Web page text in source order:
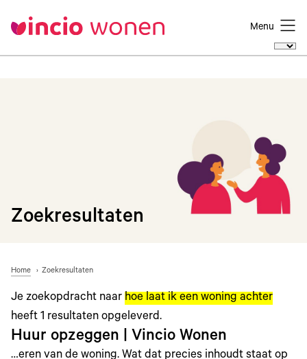
Menu
Zoekresultaten
Home Zoekresultaten
Je zoekopdracht naar hoe laat ik een woning achter
heeft 1 resultaten opgeleverd.
Huur opzeggen | Vincio Wonen
…eren van de woning. Wat dat precies inhoudt staat op